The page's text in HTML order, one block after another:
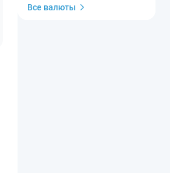
Все валюты